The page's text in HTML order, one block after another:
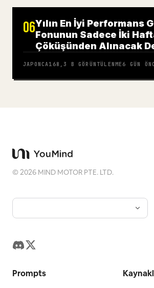
06Yılın En İyi Performans
Fonunun Sadece İki
Çöküşünden Alınacak
JAPONCA168,3 B GÖRÜNTÜLENME 6 GÜN
©2026 MIND MOTOR PTE. LTD.
Prompts